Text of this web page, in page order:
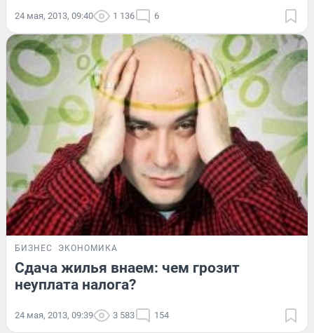
24 мая, 2013, 09:40 1 136 6
БИЗНЕС ЭКОНОМИКА
Сдача жилья внаем: чем грозит
неуплата налога?
24 мая, 2013, 09:39 3 583 154